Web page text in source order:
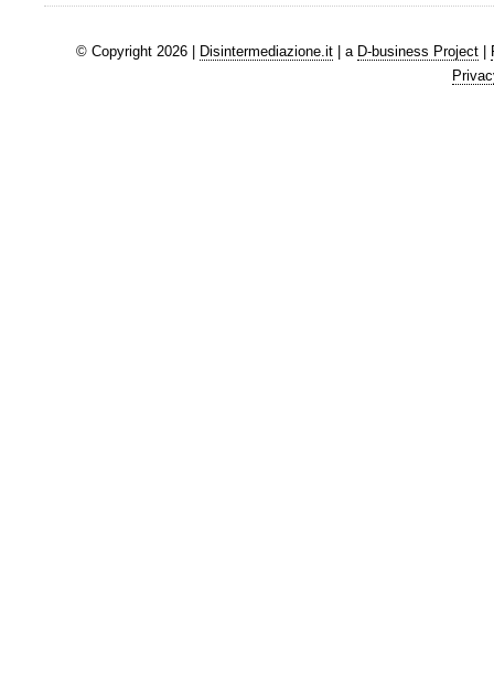
© Copyright 2026 | Disintermediazione.it| a D-business Project|